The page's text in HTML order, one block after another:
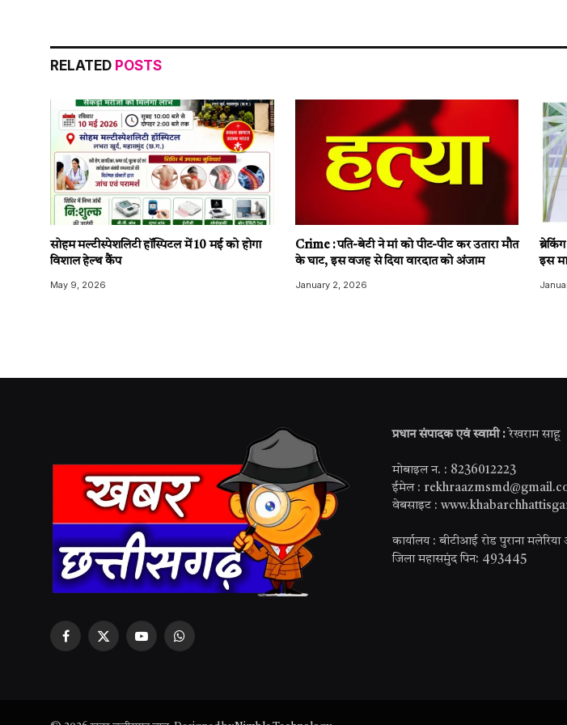
RELATED POSTS
सोहम मल्टीस्पेशलिटी हॉस्पिटल में 10 मई को होगा
विशाल हेल्थ कैंप
May 9, 2026
Crime : पति-बेटी ने मां को पीट-पीट कर उतारा मौत
के घाट, इस वजह से दिया वारदात को अंजाम
January 2, 2026
इस
Facebook
X
YouTubeWhatsApp
प्रधान संपादक एवं स्वामी : रेखराम साहू
मोबाइल न. : 8236012223
ईमेल :
वेबसाइट :
कार्यालय : बीटीआई रोड पुराना
जिला महासमुंद पिन: 493445